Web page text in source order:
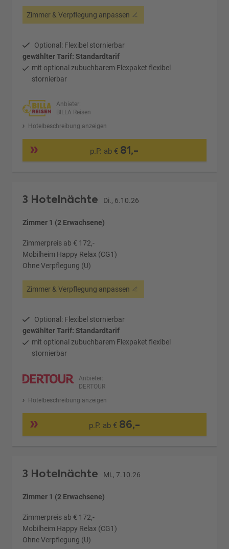
Zimmer & Verpflegung anpassen
Optional: Flexibel stornierbar
gewählter Tarif: Standardtarif
mit optional zubuchbarem Flexpaket flexibel
stornierbar
Anbieter:
BILLA Reisen
Hotelbeschreibung anzeigen
p.P. ab € 81,-
3 Hotelnächte Di., 6.10.26
Zimmer 1 (2 Erwachsene)
Zimmerpreis ab € 172,-
Mobilheim Happy Relax (CG1)
Ohne Verpflegung (U)
Zimmer & Verpflegung anpassen
Optional: Flexibel stornierbar
gewählter Tarif: Standardtarif
mit optional zubuchbarem Flexpaket flexibel
stornierbar
Anbieter:
DERTOUR
Hotelbeschreibung anzeigen
p.P. ab € 86,-
3 Hotelnächte Mi., 7.10.26
Zimmer 1 (2 Erwachsene)
Zimmerpreis ab € 172,-
Mobilheim Happy Relax (CG1)
Ohne Verpflegung (U)